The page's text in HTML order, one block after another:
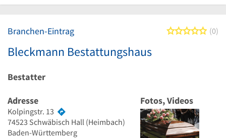
Branchen-Eintrag 00
Bleckmann Bestattungshaus
Bestatter
Adresse
Kolpingstr. 13
74523 Schwäbisch Hall (Heimbach)
Baden-Württemberg
Fotos, Videos